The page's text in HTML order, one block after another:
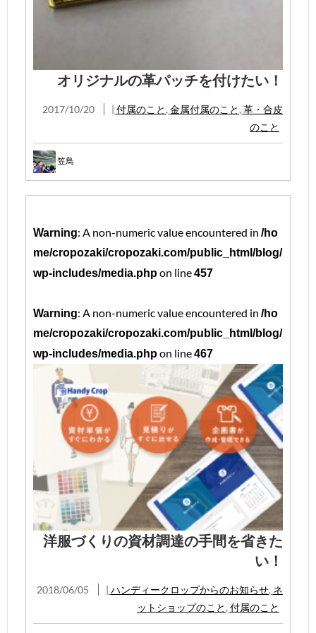
オリジナルの革パッチを付けたい！
2017/10/20 | 付属のこと , 金属付属のこと , 革・合皮
のこと
笠鳥
Warning: A non-numeric value encountered in /ho
me/cropozaki/cropozaki.com/public_html/blog/
wp-includes/media.phpon line457
Warning: A non-numeric value encountered in /ho
me/cropozaki/cropozaki.com/public_html/blog/
wp-includes/media.phpon line467
洋服づくりの資材調達の手間を省きた
い！
2018/06/05 | ハンディークロップからのお知らせ, ネ
ットショップのこと , 付属のこと